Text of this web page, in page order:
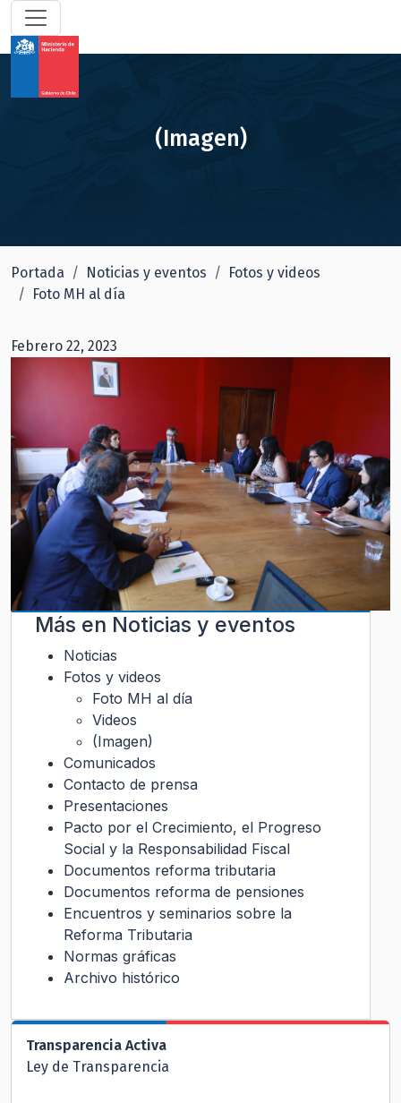
(Imagen)
Portada Noticias y eventos
Fotos y videos
Foto MH al día
Febrero 22, 2023
Más en Noticias y eventos
Noticias
Fotos y videos
Foto MH al día
Videos
(Imagen)
Comunicados
Contacto de prensa
Presentaciones
Pacto por el Crecimiento, el Progreso
Social y la Responsabilidad Fiscal
Documentos reforma tributaria
Documentos reforma de pensiones
Encuentros y seminarios sobre la
Reforma Tributaria
Normas gráficas
Archivo histórico
Transparencia Activa
Ley de Transparencia